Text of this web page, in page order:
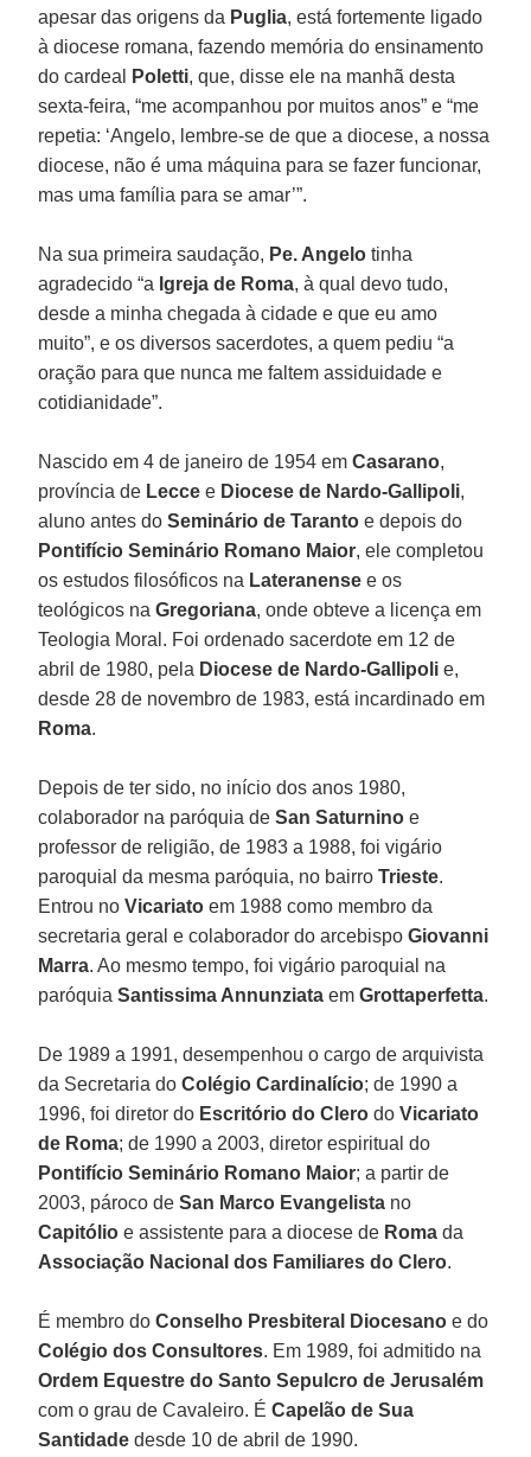
apesar das origens da Puglia, está fortemente ligado
à diocese romana, fazendo memória do ensinamento
do cardeal
Poletti, que, disse ele na manhã desta
sexta-feira, “me acompanhou por muitos anos” e “me
repetia: ‘Angelo, lembre-se de que a diocese, a nossa
diocese, não é uma máquina para se fazer funcionar,
mas uma família para se amar’”.
Na sua primeira saudação, Pe. Angelo tinha
agradecido “a Igreja de Roma, à qual devo tudo,
desde a minha chegada à cidade e que eu amo
muito”, e os diversos sacerdotes, a quem pediu “a
oração para que nunca me faltem assiduidade e
cotidianidade”.
Nascido em 4 de janeiro de 1954 emCasarano,
província de Lecce e Diocese de Nardo-Gallipoli,
aluno antes doSeminário de Taranto e depois do
Pontifício Seminário Romano Maior, ele completou
os estudos filosóficos na Lateranense e os
teológicos naGregoriana, onde obteve a licença em
Teologia Moral. Foi ordenado sacerdote em 12 de
abril de 1980, pela Diocese de Nardo-Gallipoli e,
desde 28 de novembro de 1983, está incardinado em
Roma.
Depois de ter sido, no início dos anos 1980,
colaborador na paróquia deSan Saturnino e
professor de religião, de 1983 a 1988, foi vigário
paroquial da mesma paróquia, no bairroTrieste.
Entrou noVicariato em 1988 como membro da
secretaria geral e colaborador do arcebispoGiovanni
Marra. Ao mesmo tempo, foi vigário paroquial na
paróquiaSantissima Annunziata emGrottaperfetta.
De 1989 a 1991, desempenhou o cargo de arquivista
da Secretaria doColégio Cardinalício; de 1990 a
1996, foi diretor do Escritório do Clero doVicariato
de Roma; de 1990 a 2003, diretor espiritual do
Pontifício Seminário Romano Maior; a partir de
2003, pároco deSan Marco Evangelista no
Capitólio e assistente para a diocese de Roma da
Associação Nacional dos Familiares do Clero.
É membro doConselho Presbiteral Diocesano e do
Colégio dos Consultores. Em 1989, foi admitido na
Ordem Equestre do Santo Sepulcro de Jerusalém
com o grau de Cavaleiro. ÉCapelão de Sua
Santidade desde 10 de abril de 1990.